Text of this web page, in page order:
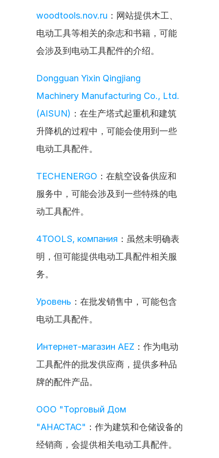
woodtools.nov.ru ：网站提供木工、
电动工具等相关的杂志和书籍，可能
会涉及到电动工具配件的介绍。
Dongguan Yixin Qingjiang
Machinery Manufacturing Co., Ltd.
(AISUN) ：在生产塔式起重机和建筑
升降机的过程中，可能会使用到一些
电动工具配件。
TECHENERGO ：在航空设备供应和
服务中，可能会涉及到一些特殊的电
动工具配件。
4TOOLS, компания ：虽然未明确表
明，但可能提供电动工具配件相关服
务。
Уровень ：在批发销售中，可能包含
电动工具配件。
Интернет-магазин AEZ ：作为电动
工具配件的批发供应商，提供多种品
牌的配件产品。
ООО "Торговый Дом
"АНАСТАС" ：作为建筑和仓储设备的
经销商，会提供相关电动工具配件。